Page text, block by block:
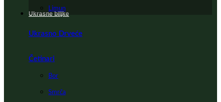
Limun
Ukrasne biljke
Ukrasno Drveće
Četinari
Bor
Smrča